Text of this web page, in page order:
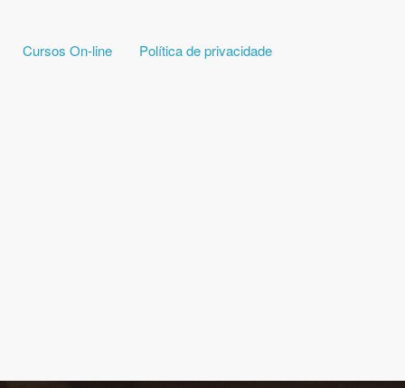
Cursos On-line Política de privacidade